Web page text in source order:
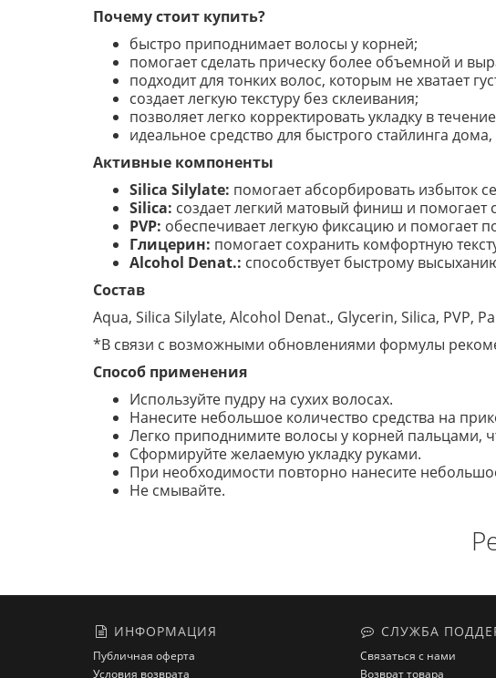
Почему стоит купить?
быстро приподнимает волосы у корней;
помогает сделать прическу более объемной и
подходит для тонких волос, которым не хватает
создает легкую текстуру без склеивания;
позволяет легко корректировать укладку в
идеальное средство для быстрого стайлинга
Активные компоненты
Silica Silylate: помогает абсорбировать избыток
Silica: создает легкий матовый финиш и
PVP: обеспечивает легкую фиксацию и помогает
Глицерин: помогает сохранить комфортную
Alcohol Denat.: способствует быстрому
Состав
Aqua, Silica Silylate, Alcohol Denat., Glycerin, Silica, PVP,
*В связи с возможными обновлениями формулы
Способ применения
Используйте пудру на сухих волосах.
Нанесите небольшое количество средства на
Легко приподнимите волосы у корней пальцами,
Сформируйте желаемую укладку руками.
При необходимости повторно нанесите
Не смывайте.
ИНФОРМАЦИЯ
Публичная оферта
Условия возврата
СЛУЖБА
Связаться с нами
Возврат товара